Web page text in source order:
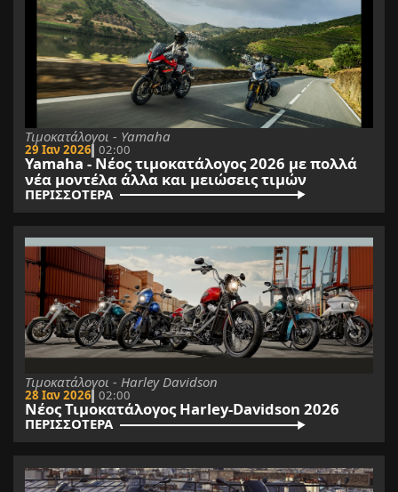
Τιμοκατάλογοι - Yamaha
29 Ιαν 2026 02:00
Yamaha - Νέος τιμοκατάλογος 2026 με πολλά
νέα μοντέλα άλλα και μειώσεις τιμών
ΠΕΡΙΣΣΟΤΕΡΑ
Τιμοκατάλογοι - Harley Davidson
28 Ιαν 2026 02:00
Νέος Τιμοκατάλογος Harley-Davidson 2026
ΠΕΡΙΣΣΟΤΕΡΑ